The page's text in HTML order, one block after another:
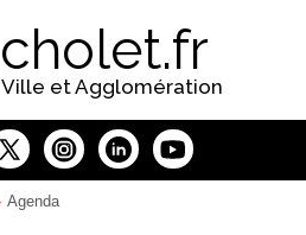
cholet.fr
Ville et Agglomération
Agenda